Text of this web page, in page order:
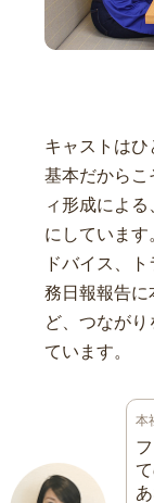
キャストは
基本だからこ
ィ形成によ
にしていま
ドバイス、
務日報報告に
ど、つなが
ています。
本